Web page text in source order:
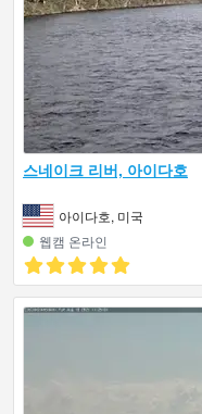
스네이크 리버, 아이다호
아이다호, 미국
웹캠 온라인